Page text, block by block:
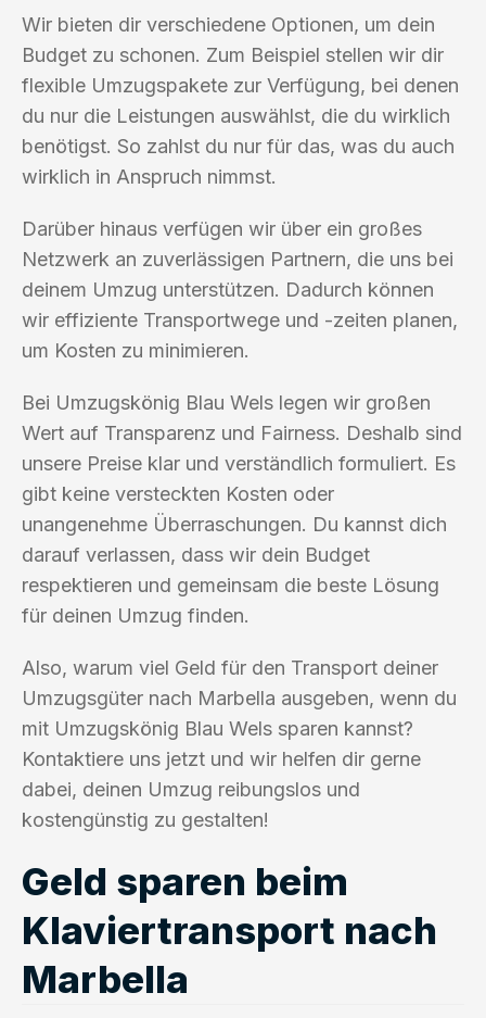
Wir bieten dir verschiedene Optionen, um dein
Budget zu schonen. Zum Beispiel stellen wir dir
flexible Umzugspakete zur Verfügung, bei denen
du nur die Leistungen auswählst, die du wirklich
benötigst. So zahlst du nur für das, was du auch
wirklich in Anspruch nimmst.
Darüber hinaus verfügen wir über ein großes
Netzwerk an zuverlässigen Partnern, die uns bei
deinem Umzug unterstützen. Dadurch können
wir effiziente Transportwege und -zeiten planen,
um Kosten zu minimieren.
Bei Umzugskönig Blau Wels legen wir großen
Wert auf Transparenz und Fairness. Deshalb sind
unsere Preise klar und verständlich formuliert. Es
gibt keine versteckten Kosten oder
unangenehme Überraschungen. Du kannst dich
darauf verlassen, dass wir dein Budget
respektieren und gemeinsam die beste Lösung
für deinen Umzug finden.
Also, warum viel Geld für den Transport deiner
Umzugsgüter nach Marbella ausgeben, wenn du
mit Umzugskönig Blau Wels sparen kannst?
Kontaktiere uns jetzt und wir helfen dir gerne
dabei, deinen Umzug reibungslos und
kostengünstig zu gestalten!
Geld sparen beim
Klaviertransport nach
Marbella